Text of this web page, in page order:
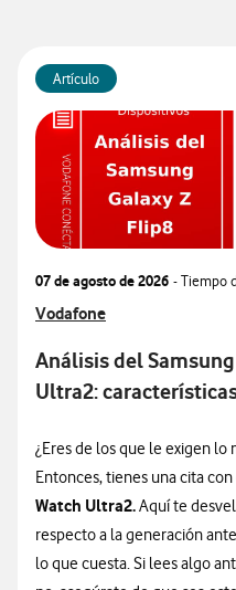
Artículo
07 de agosto de 2026 - Tiempo
Ver más articulos relacionados
Vodafone
Análisis del
Ultra2:
¿Eres de los que le exigen lo
Entonces, tienes una cita
Watch Ultra2.Aquí te
respecto a la generación
lo que cuesta. Si lees algo